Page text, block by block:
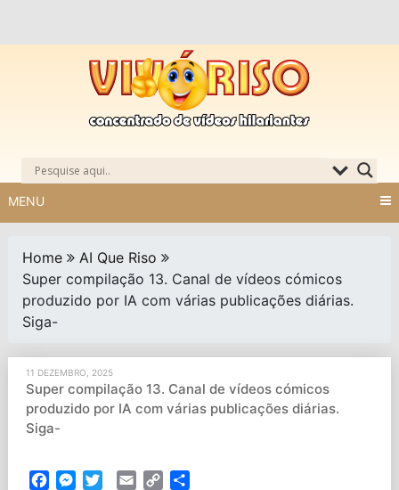
MENU
Home
AI Que Riso
Super compilação 13. Canal de vídeos cómicos
produzido por IA com várias publicações diárias.
Siga-
11 DEZEMBRO, 2025
Super compilação 13. Canal de vídeos cómicos
produzido por IA com várias publicações diárias.
Siga-
FacebookMessenger
TwitterEmail Copy